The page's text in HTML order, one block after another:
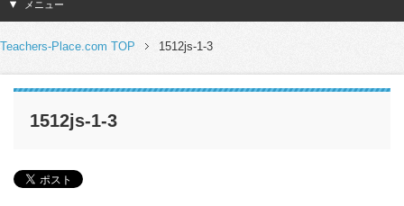
メニュー
Teachers-Place.com TOP 1512js-1-3
1512js-1-3